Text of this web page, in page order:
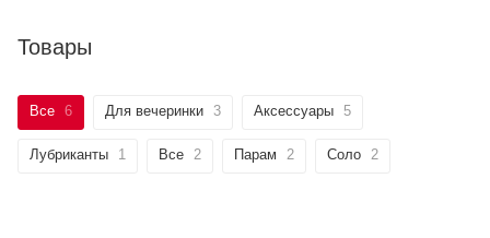
Товары
Все 6 Для вечеринки 3 Аксессуары 5
Лубриканты 1 Все 2 Парам 2 Соло 2